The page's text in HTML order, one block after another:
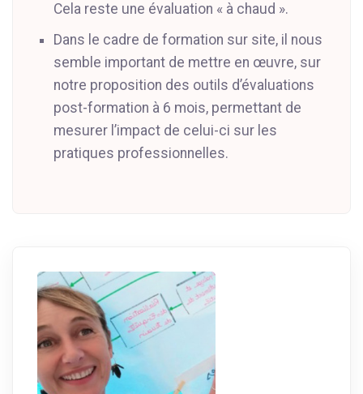
Cela reste une évaluation « à chaud ».
Dans le cadre de formation sur site, il nous
semble important de mettre en œuvre, sur
notre proposition des outils d’évaluations
post-formation à 6 mois, permettant de
mesurer l’impact de celui-ci sur les
pratiques professionnelles.